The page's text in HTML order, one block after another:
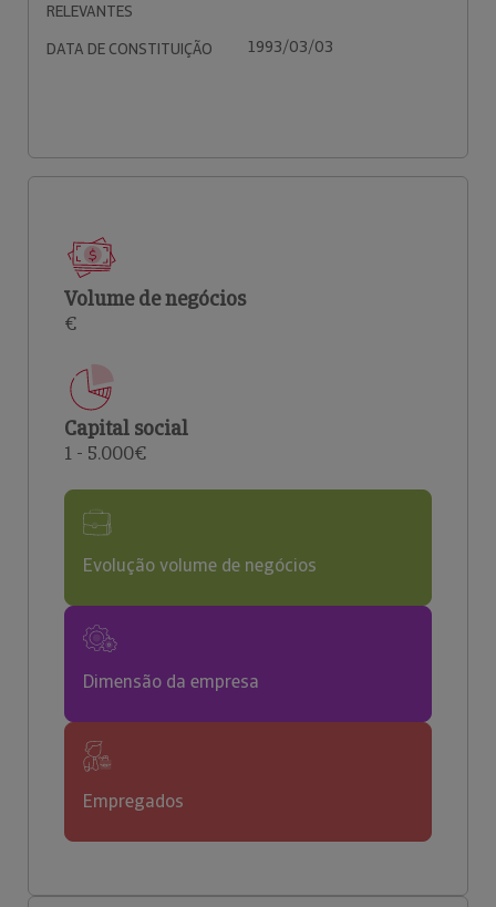
RELEVANTES
DATA DE CONSTITUIÇÃO 1993/03/03
Volume de negócios
€
Capital social
1 - 5.000€
Evolução volume de negócios
Dimensão da empresa
Empregados